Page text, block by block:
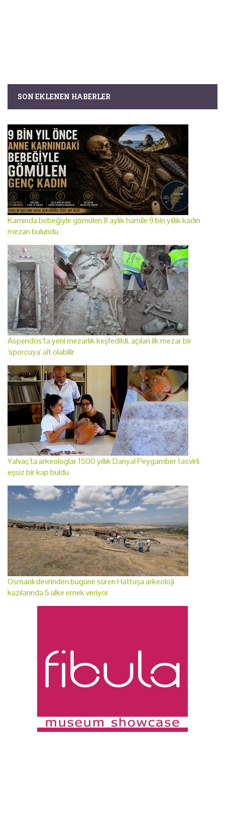
SON EKLENEN HABERLER
Karnında bebeğiyle gömülen 8 aylık hamile 9 bin yıllık kadın
mezarı bulundu
Aspendos'ta yeni mezarlık keşfedildi, açılan ilk mezar bir
'sporcuya' ait olabilir
Yalvaç'ta arkeologlar 1500 yıllık Danyal Peygamber tasvirli
eşsiz bir kap buldu
Osmanlı devrinden bugüne süren Hattuşa arkeoloji
kazılarında 5 ülke emek veriyor